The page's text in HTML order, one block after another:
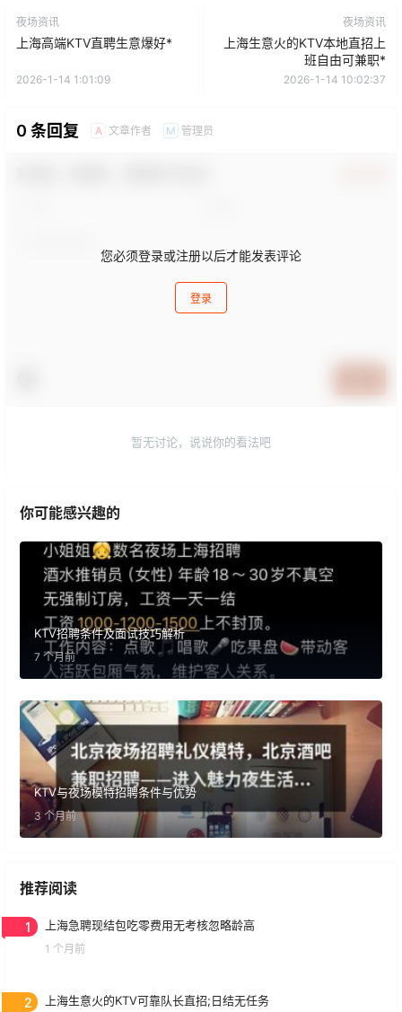
夜场资讯
上海高端KTV直聘生意爆好*
2026-1-14 1:01:09
夜场资讯
上海生意火的KTV本地直招上
班自由可兼职*
2026-1-14 10:02:37
0 条回复 A 文章作者 M 管理员
您必须登录或注册以后才能发表评论
登录
暂无讨论，说说你的看法吧
你可能感兴趣的
KTV招聘条件及面试技巧解析
7 个月前
KTV与夜场模特招聘条件与优势
3 个月前
推荐阅读
1 上海急聘现结包吃零费用无考核忽略龄高
1 个月前
2 上海生意火的KTV可靠队长直招;日结无任务